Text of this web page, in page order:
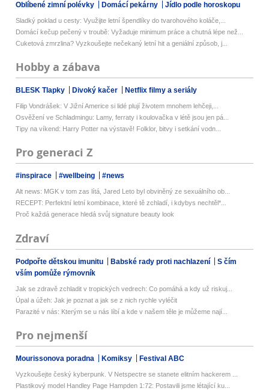
Oblíbené zimní polévky Domácí pekárny Jídlo podle horoskopu
Sladký poklad u cesty: Využijte letní špendlíky do tvarohového koláče,...
Domácí kečup pečený v troubě: Vyžaduje minimum práce a chutná lépe než...
Cuketová zmrzlina? Vyzkoušejte nečekaný letní hit a geniální způsob, j...
Hobby a zábava
BLESK Tlapky Divoký kačer Netflix filmy a seriály
Filip Vondrášek: V Jižní Americe si lidé plují životem mnohem lehčeji,...
Osvěžení ve Schladmingu: Lamy, ferraty i koulovačka v létě jsou jen pá...
Tipy na víkend: Harry Potter na výstavě! Folklor, bitvy i setkání vodn...
Pro generaci Z
#inspirace #wellbeing #news
Alt news: MGK v tom zas lítá, Jared Leto byl obviněný ze sexuálního ob...
RECEPT: Perfektní letní kombinace, které tě zchladí, i kdybys nechtěl*...
Proč každá generace hledá svůj signature beauty look
Zdraví
Podpořte dětskou imunitu Babské rady proti nachlazení
S čím
vším pomůže rýmovník
Jak se zdravě zchladit v tropických vedrech: Co pomáhá a kdy už riskuj...
Úpal a úžeh: Jak je poznat a jak se z nich rychle vyléčit
Parazité v nás: Kterým se u nás líbí a kde v našem těle je můžeme nají...
Pro nejmenší
Mourissonova poradna Komiksy Festival ABC
Vyzkoušejte český kyberpunk. V Netspectre se stanete elitním hackerem ...
Plastikový model Handley Page Hampden 1:72: Postavili jsme létající ku...